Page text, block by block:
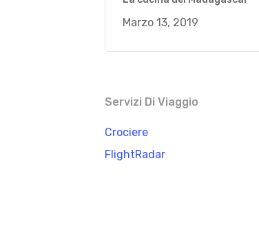
Marzo 13, 2019
Servizi Di Viaggio
Crociere
FlightRadar